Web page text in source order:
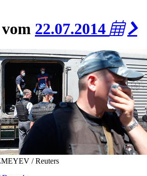
22.07.2014
/ Reuters